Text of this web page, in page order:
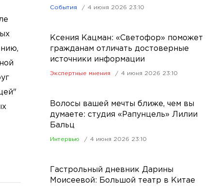
События 4 июня 2026 23:10
Ксения Кацман: «Светофор» поможет
гражданам отличать достоверные
источники информации
Экспертные мнения 4 июня 2026 23:10
Волосы вашей мечты ближе, чем вы
думаете: студия «Рапунцель» Лилии
Бальц
Интервью 4 июня 2026 23:10
Гастрольный дневник Дарины
Моисеевой: Большой театр в Китае